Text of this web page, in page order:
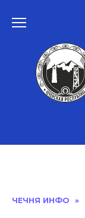
ЧЕЧНЯ ИНФО »